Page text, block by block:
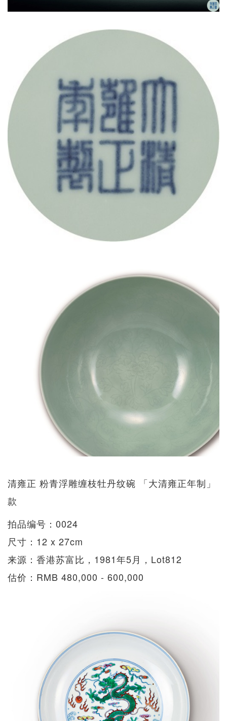
清雍正 粉青浮雕缠枝牡丹纹碗 「大清雍正年制」
款
拍品编号：0024
尺寸：12 x 27cm
来源：香港苏富比，1981年5月，Lot812
估价：RMB 480,000 - 600,000